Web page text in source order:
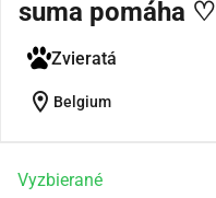
suma pomáha ♡
Zvieratá
location_on Belgium
Vyzbierané